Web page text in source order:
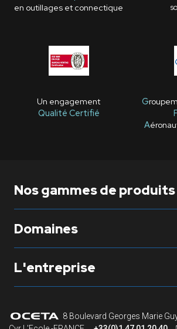
en outillages et connectique
Un engagement
Qualité Certifié
G
A
Nos gammes de produits
Domaines
L'entreprise
8 Boulevard Georges Marie